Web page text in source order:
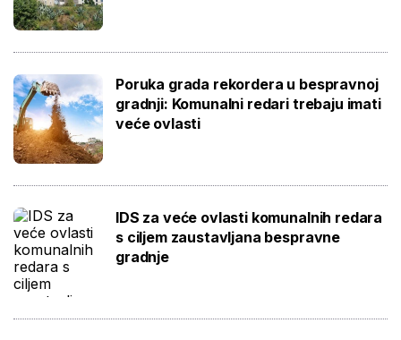
Poruka grada rekordera u bespravnoj
gradnji: Komunalni redari trebaju imati
veće ovlasti
IDS za veće ovlasti komunalnih redara
s ciljem zaustavljana bespravne
gradnje